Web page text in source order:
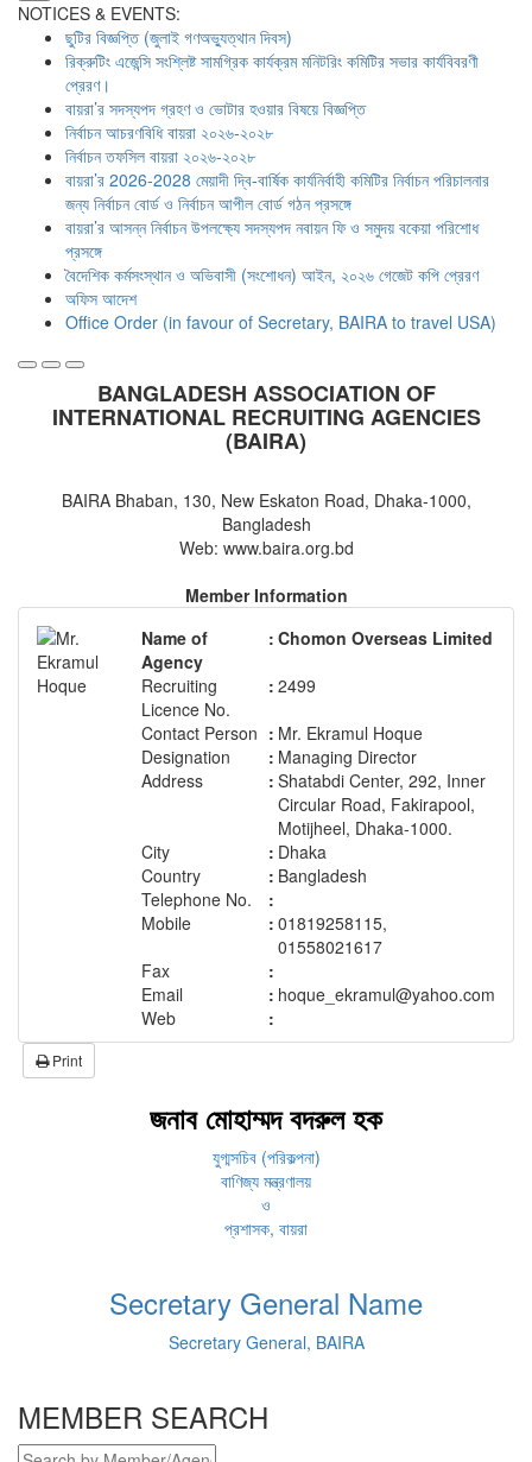
NOTICES & EVENTS:
ছুটির বিজ্ঞপ্তি (জুলাই গণঅভ্যুত্থান দিবস)
রিক্রুটিং এজেন্সি সংশ্লিষ্ট সামগ্রিক কার্যক্রম মনিটরিং কমিটির সভার কার্যবিবরণী
প্রেরণ।
বায়রা’র সদস্যপদ গ্রহণ ও ভোটার হওয়ার বিষয়ে বিজ্ঞপ্তি
নির্বাচন আচরণবিধি বায়রা ২০২৬-২০২৮
নির্বাচন তফসিল বায়রা ২০২৬-২০২৮
বায়রা’র 2026-2028 মেয়াদী দ্বি-বার্ষিক কার্যনির্বাহী কমিটির নির্বাচন পরিচালনার
জন্য নির্বাচন বোর্ড ও নির্বাচন আপীল বোর্ড গঠন প্রসঙ্গে
বায়রা’র আসন্ন নির্বাচন উপলক্ষ্যে সদস্যপদ নবায়ন ফি ও সমুদয় বকেয়া পরিশোধ
প্রসঙ্গে
বৈদেশিক কর্মসংস্থান ও অভিবাসী (সংশোধন) আইন, ২০২৬ গেজেট কপি প্রেরণ
অফিস আদেশ
Office Order (in favour of Secretary, BAIRA to travel USA)
BANGLADESH ASSOCIATION OF
INTERNATIONAL RECRUITING AGENCIES
(BAIRA)
BAIRA Bhaban, 130, New Eskaton Road, Dhaka-1000,
Bangladesh
Web: www.baira.org.bd
Member Information
Name of
Agency
: Chomon Overseas Limited
Recruiting
Licence No.
: 2499
Contact Person : Mr. Ekramul Hoque
Designation
: Managing Director
Address
: Shatabdi Center, 292, Inner
Circular Road, Fakirapool,
Motijheel, Dhaka-1000.
City
: Dhaka
Country
: Bangladesh
Telephone No.
:
Mobile
: 01819258115,
01558021617
Fax
:
Email
: hoque_ekramul@yahoo.com
Web
:
Print
জনাব মোহাম্মদ বদরুল হক
যুগ্মসচিব (পরিকল্পনা)
বাণিজ্য মন্ত্রণালয়
ও
প্রশাসক, বায়রা
Secretary General Name
Secretary General, BAIRA
MEMBER SEARCH